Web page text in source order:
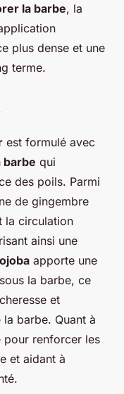
la barbe, la
plus dense et une
terme.
est formulé avec
barbe qui
des poils. Parmi
de gingembre
la circulation
ainsi une
apporte une
la barbe, ce
et
barbe. Quant à
pour renforcer les
et aidant à